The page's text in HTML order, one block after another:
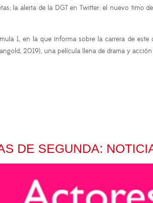
la alerta de la DGT en Twitter: el nuevo
1, en la que informa sobre la carrera de
2019), una película llena de drama y
DE SEGUNDA: